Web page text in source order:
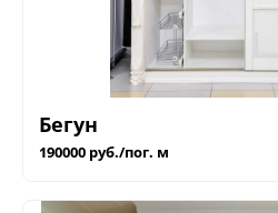
Бегун
190000 руб./пог. м